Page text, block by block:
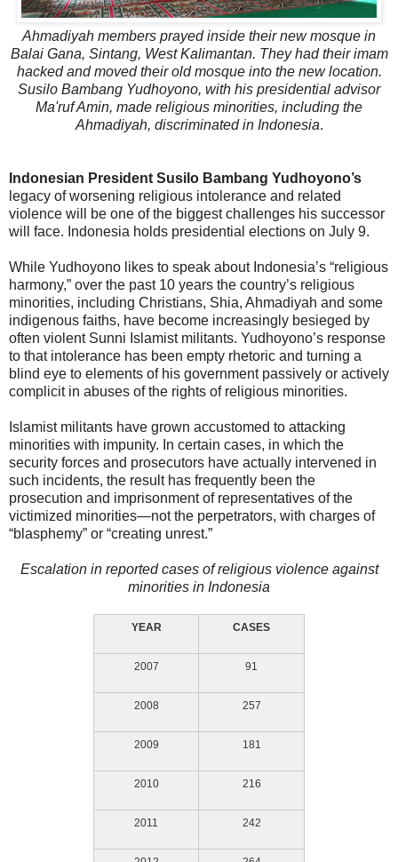
Ahmadiyah members prayed inside their new mosque in
Balai Gana, Sintang, West Kalimantan. They had their imam
hacked and moved their old mosque into the new location.
Susilo Bambang Yudhoyono, with his presidential advisor
Ma'ruf Amin, made religious minorities, including the
Ahmadiyah, discriminated in Indonesia.
Indonesian President Susilo Bambang Yudhoyono’s
legacy of worsening religious intolerance and related
violence will be one of the biggest challenges his successor
will face. Indonesia holds presidential elections on July 9.
While Yudhoyono likes to speak about Indonesia’s “religious
harmony,” over the past 10 years the country’s religious
minorities, including Christians, Shia, Ahmadiyah and some
indigenous faiths, have become increasingly besieged by
often violent Sunni Islamist militants. Yudhoyono’s response
to that intolerance has been empty rhetoric and turning a
blind eye to elements of his government passively or actively
complicit in abuses of the rights of religious minorities.
Islamist militants have grown accustomed to attacking
minorities with impunity. In certain cases, in which the
security forces and prosecutors have actually intervened in
such incidents, the result has frequently been the
prosecution and imprisonment of representatives of the
victimized minorities—not the perpetrators, with charges of
“blasphemy” or “creating unrest.”
Escalation in reported cases of religious violence against
minorities in Indonesia
YEAR CASES
2007 91
2008 257
2009 181
2010 216
2011 242